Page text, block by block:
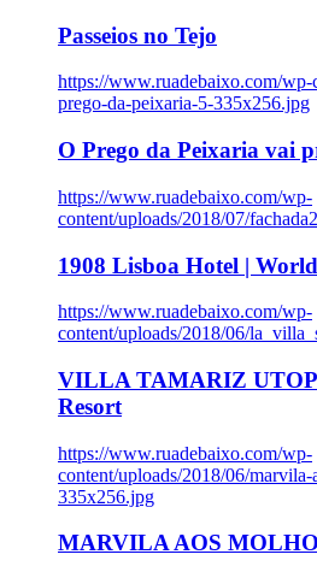
Passeios no Tejo
https://www.ruadebaixo.com/
prego-da-peixaria-5-335x256.jpg
O Prego da Peixaria vai
https://www.ruadebaixo.com/wp-
content/uploads/2018/07/
1908 Lisboa Hotel |
https://www.ruadebaixo.com/wp-
content/uploads/2018/06/
VILLA TAMARIZ
Resort
https://www.ruadebaixo.com/wp-
content/uploads/2018/06/
335x256.jpg
MARVILA AOS